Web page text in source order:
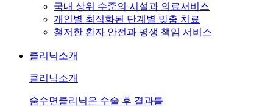
국내 상위 수준의 시설과 의료서비스
개인별 최적화된 단계별 맞춤 치료
철저한 환자 안전과 평생 책임 서비스
클리닉소개
클리닉소개
숨수면클리닉은 수술 후 결과를